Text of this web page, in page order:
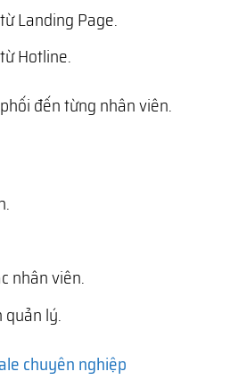
Landing Page.
Hotline.
đến từng nhân viên.
nhân viên.
lý.
chuyên nghiệp